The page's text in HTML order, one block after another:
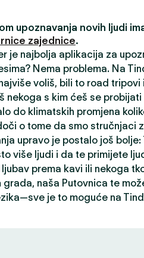
upoznavanja novih ljudi
zajednice.
je najbolja aplikacija za
Nema problema. Na
voliš, bili to road
nekoga s kim ćeš se
do klimatskih promjena
o tome da smo stručnjaci
upravo je postalo još
više ljudi i da te primijete
prema kavi ili nekoga
grada, naša Putovnica te
je to moguće na